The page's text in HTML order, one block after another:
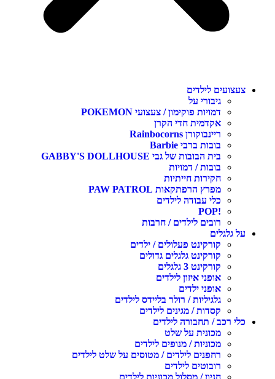
צעצועים לילדים
גיבורי על
דמויות פוקימון / צעצועי POKEMON
אקדמית חדי הקרן
ריינבוקורן Rainbocorns
בובות ברבי Barbie
בית הבובות של גבי GABBY'S DOLLHOUSE
בובות / דמויות
חקירות חייתיות
מפרץ הרפתקאות PAW PATROL
כלי עבודה לילדים
!POP
רובים לילדים / חרבות
על גלגלים
קורקינט פעלולים / ילדים
קורקינט גלגלים גדולים
קורקינט 3 גלגלים
אופני איזון לילדים
אופני ילדים
גלגיליות / רולר בליידס לילדים
קסדות / מגינים לילדים
כלי רכב / תחבורה לילדים
מכונית על שלט
מכוניות / מנופים לילדים
רחפנים לילדים / מטוסים על שלט לילדים
רובוטים לילדים
חניון / מסלול מכוניות לילדים